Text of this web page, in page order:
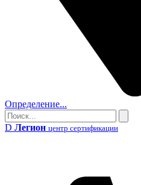
Определение...
Поиск
Поиск
D Легион центр сертификации